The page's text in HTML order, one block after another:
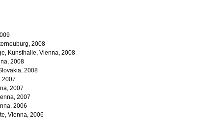
2008
Kunsthalle, Vienna, 2008
2008
2008
2007
2007
2007
2006
Vienna, 2006